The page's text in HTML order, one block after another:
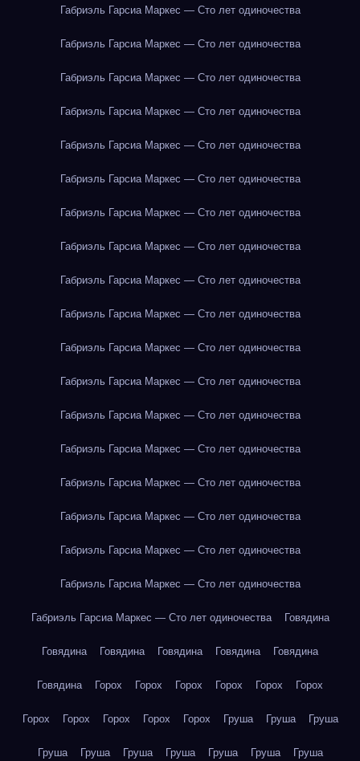
Габриэль Гарсиа Маркес — Сто лет одиночества
Габриэль Гарсиа Маркес — Сто лет одиночества
Габриэль Гарсиа Маркес — Сто лет одиночества
Габриэль Гарсиа Маркес — Сто лет одиночества
Габриэль Гарсиа Маркес — Сто лет одиночества
Габриэль Гарсиа Маркес — Сто лет одиночества
Габриэль Гарсиа Маркес — Сто лет одиночества
Габриэль Гарсиа Маркес — Сто лет одиночества
Габриэль Гарсиа Маркес — Сто лет одиночества
Габриэль Гарсиа Маркес — Сто лет одиночества
Габриэль Гарсиа Маркес — Сто лет одиночества
Габриэль Гарсиа Маркес — Сто лет одиночества
Габриэль Гарсиа Маркес — Сто лет одиночества
Габриэль Гарсиа Маркес — Сто лет одиночества
Габриэль Гарсиа Маркес — Сто лет одиночества
Габриэль Гарсиа Маркес — Сто лет одиночества
Габриэль Гарсиа Маркес — Сто лет одиночества
Габриэль Гарсиа Маркес — Сто лет одиночества
Габриэль Гарсиа Маркес — Сто лет одиночества Говядина
Говядина Говядина Говядина Говядина Говядина
Говядина Горох Горох Горох Горох Горох Горох
Горох Горох Горох Горох Горох Груша Груша Груша
Груша Груша Груша Груша Груша Груша Груша